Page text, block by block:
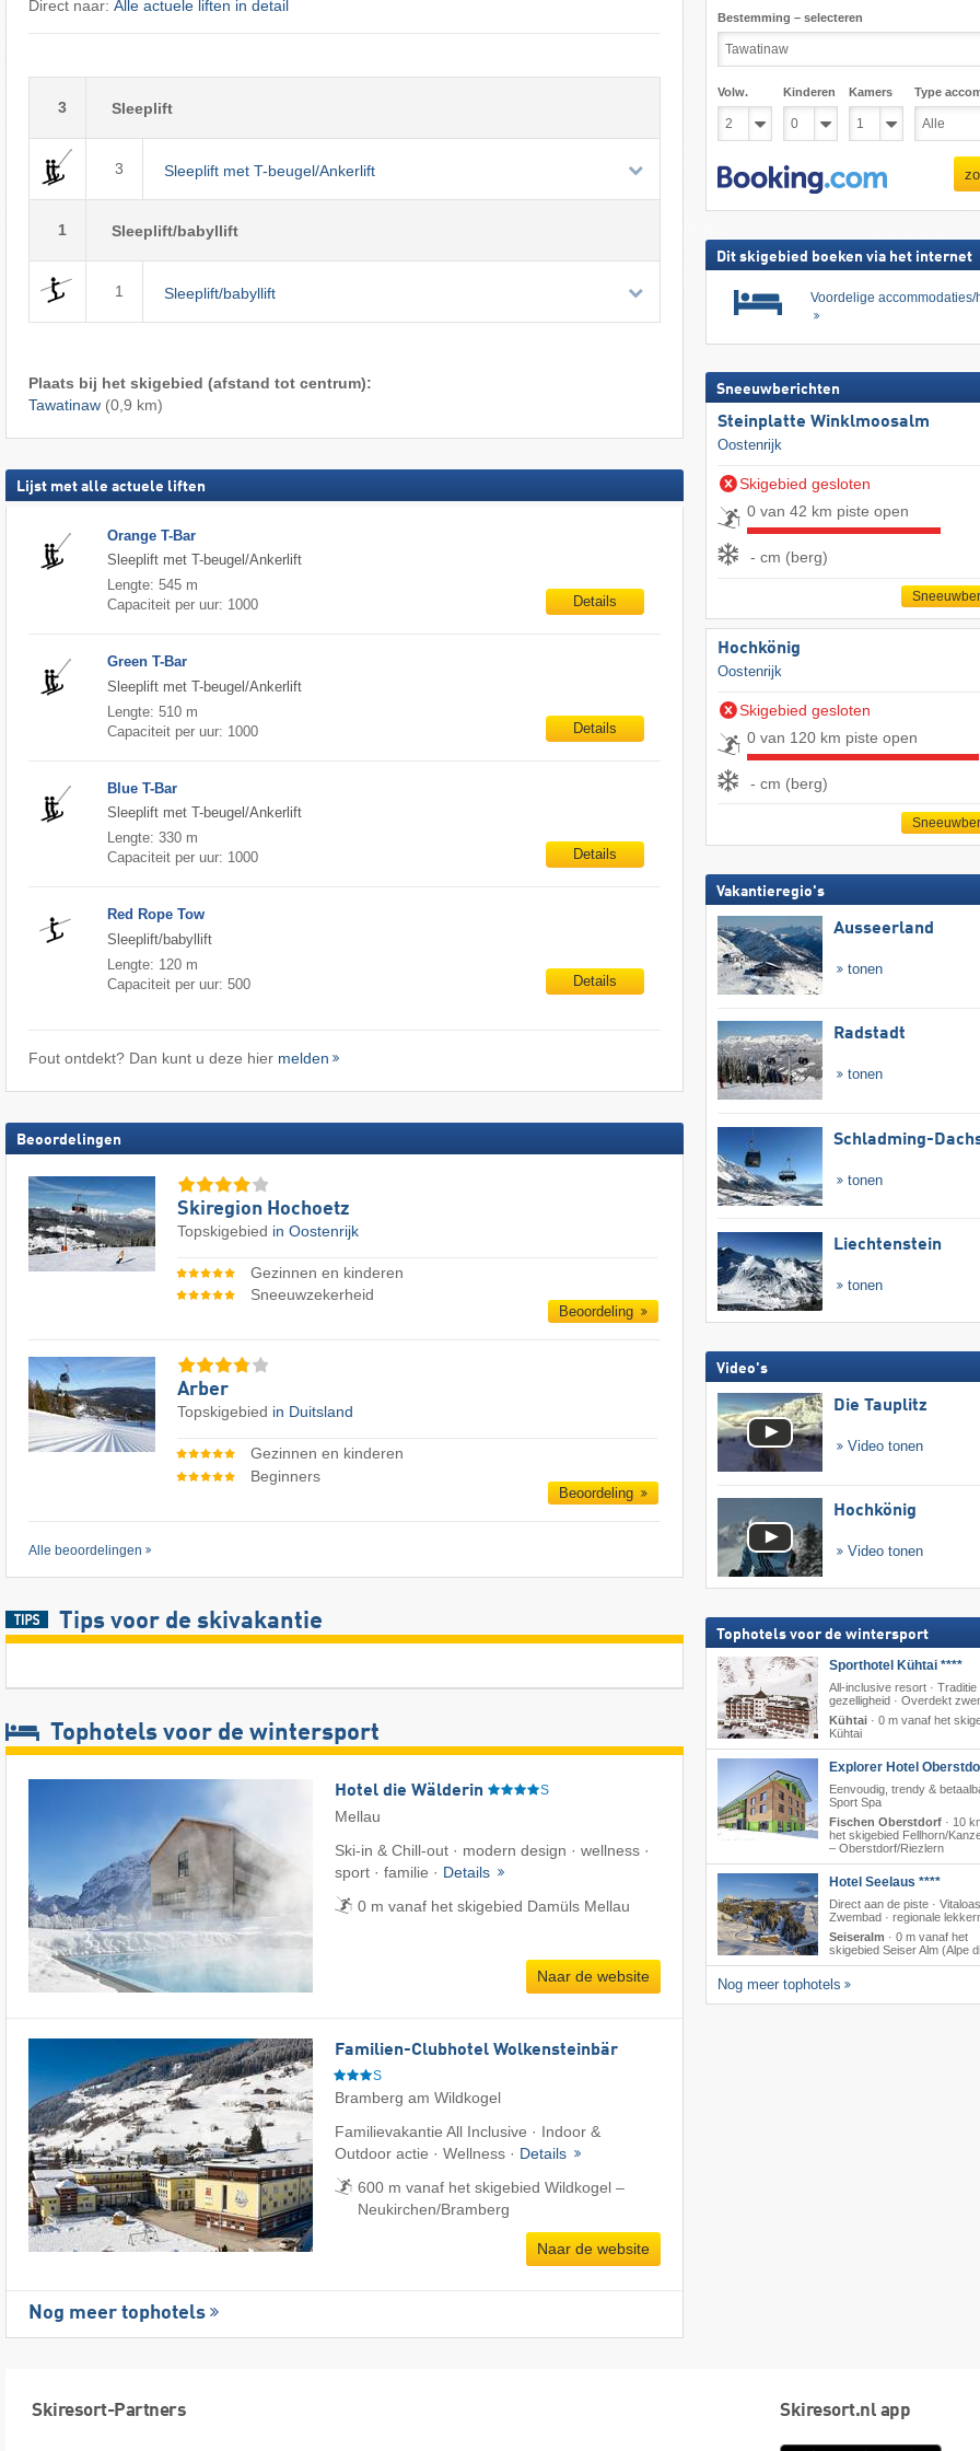
Direct naar: Alle actuele liften in detail
3 Sleeplift
3 Sleeplift met T-beugel/Ankerlift
1 Sleeplift/babyllift
1 Sleeplift/babyllift
Plaats bij het skigebied (afstand tot centrum):
Tawatinaw(0,9 km)
Lijst met alle actuele liften
Orange T-Bar
Sleeplift met T-beugel/Ankerlift
Lengte: 545 m
Capaciteit per uur: 1000
Details
Green T-Bar
Sleeplift met T-beugel/Ankerlift
Lengte: 510 m
Capaciteit per uur: 1000
Details
Blue T-Bar
Sleeplift met T-beugel/Ankerlift
Lengte: 330 m
Capaciteit per uur: 1000
Details
Red Rope Tow
Sleeplift/babyllift
Lengte: 120 m
Capaciteit per uur: 500
Details
Fout ontdekt? Dan kunt u deze hier melden
Beoordelingen
Skiregion Hochoetz
Topskigebied in Oostenrijk
Gezinnen en kinderen
Sneeuwzekerheid
Beoordeling
Arber
Topskigebied in Duitsland
Gezinnen en kinderen
Beginners
Beoordeling
Alle beoordelingen
Tips voor de skivakantie
Tophotels voor de wintersport
Hotel die Wälderin S
Mellau
Ski-in & Chill-out · modern design · wellness ·
sport · familie · Details
0 m vanaf het skigebied Damüls Mellau
Naar de website
Familien-Clubhotel Wolkensteinbär
S
Bramberg am Wildkogel
Familievakantie All Inclusive · Indoor &
Outdoor actie · Wellness · Details
600 m vanaf het skigebied Wildkogel –
Neukirchen/​Bramberg
Naar de website
Nog meer tophotels
Bestemming – selecteren
Volw. Kinderen Kamers Type
Dit skigebied boeken via het internet
Voordelige accommodaties/
Sneeuwberichten
Steinplatte Winklmoosalm
Oostenrijk
Skigebied gesloten
0 van 42 km piste open
- cm (berg)
Hochkönig
Oostenrijk
Skigebied gesloten
0 van 120 km piste open
- cm (berg)
Vakantieregio's
Ausseerland
tonen
Radstadt
tonen
Schladming-
tonen
Liechtenstein
tonen
Video's
Die Tauplitz
Video tonen
Hochkönig
Video tonen
Tophotels voor de wintersport
Sporthotel Kühtai ****
All-inclusive resort · Traditie
gezelligheid · Overdekt
Kühtai· 0 m vanaf het
Kühtai
Explorer Hotel
Eenvoudig, trendy &
Sport Spa
Fischen Oberstdorf· 10
het skigebied Fellhorn/​
– Oberstdorf/​Riezlern
Hotel Seelaus ****
Direct aan de piste ·
Zwembad · regionale
Seiseralm · 0 m vanaf het
skigebied Seiser Alm (Alpe
Nog meer tophotels
Skiresort-Partners Skiresort.nl app